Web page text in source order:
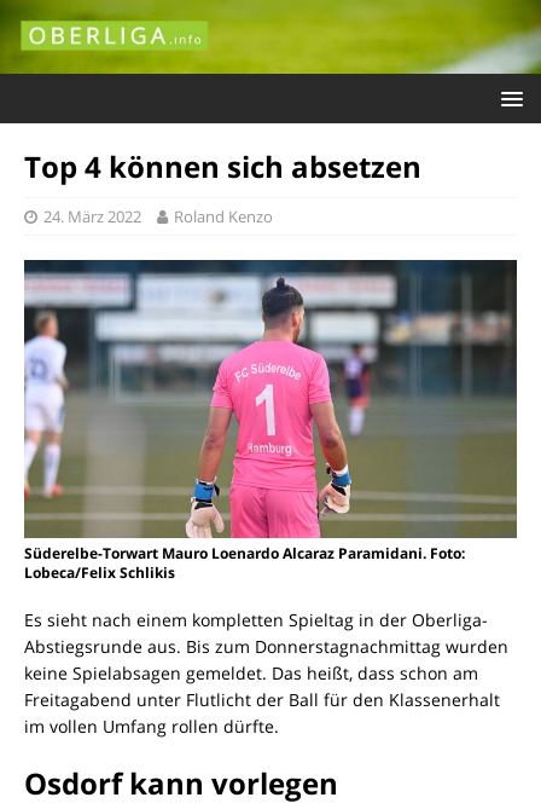
Top 4 können sich absetzen
24. März 2022 Roland Kenzo
Süderelbe-Torwart Mauro Loenardo Alcaraz Paramidani. Foto:
Lobeca/Felix Schlikis
Es sieht nach einem kompletten Spieltag in der Oberliga-
Abstiegsrunde aus. Bis zum Donnerstagnachmittag wurden
keine Spielabsagen gemeldet. Das heißt, dass schon am
Freitagabend unter Flutlicht der Ball für den Klassenerhalt
im vollen Umfang rollen dürfte.
Osdorf kann vorlegen